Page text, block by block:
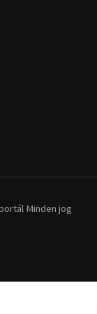
Minden jog